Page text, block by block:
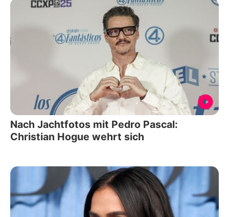
Nach Jachtfotos mit Pedro Pascal:
Christian Hogue wehrt sich